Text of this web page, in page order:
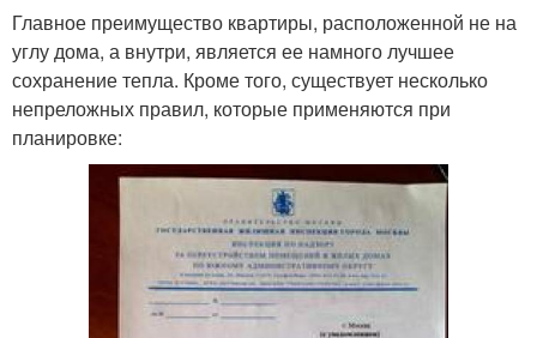
Главное преимущество квартиры, расположенной не на
углу дома, а внутри, является ее намного лучшее
сохранение тепла. Кроме того, существует несколько
непреложных правил, которые применяются при
планировке: